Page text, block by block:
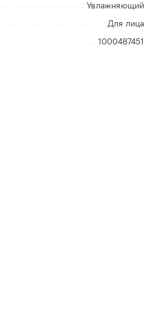
Увлажняющий
Для лица
1000487451